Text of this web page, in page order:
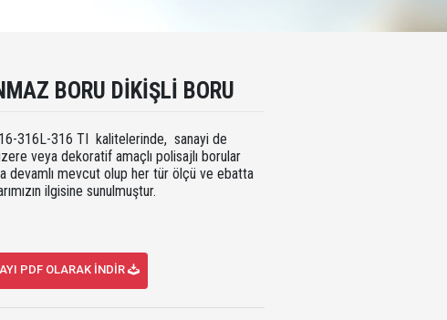
BORU DIKIŞLI BORU
316L-316 TI kalitelerinde, sanayi de
veya dekoratif amaçlı polisajlı borular
devamlı mevcut olup her tür ölçü ve ebatta
ilgisine sunulmuştur.
PDF OLARAK İNDİR